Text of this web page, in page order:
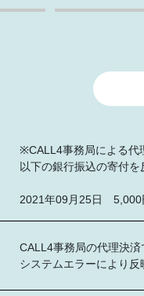
※CALL4事務局による代
以下の銀行振込の寄付
2021年09月25日 5,000
CALL4事務局の代理決済
システムエラーにより反